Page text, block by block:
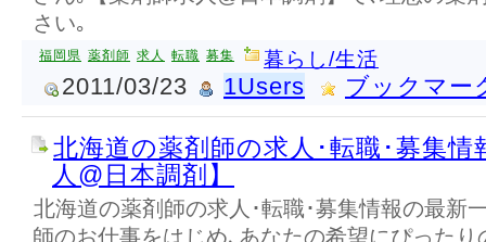
さい｡
福岡県 薬剤師 求人 転職 募集 暮らし/生活
2011/03/23 1Users ブックマー
北海道の薬剤師の求人･転職･募集情
人@日本調剤】
北海道の薬剤師の求人･転職･募集情報の最新
師のお仕事をはじめ､あなたの希望にぴった